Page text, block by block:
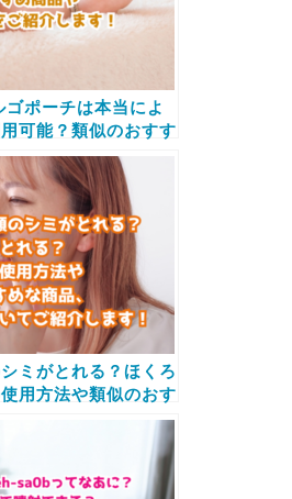
ポーチは本当によ
可能？類似のおすす
をご紹介します！
ミがとれる？ほくろ
用方法や類似のおす
などについてご紹介